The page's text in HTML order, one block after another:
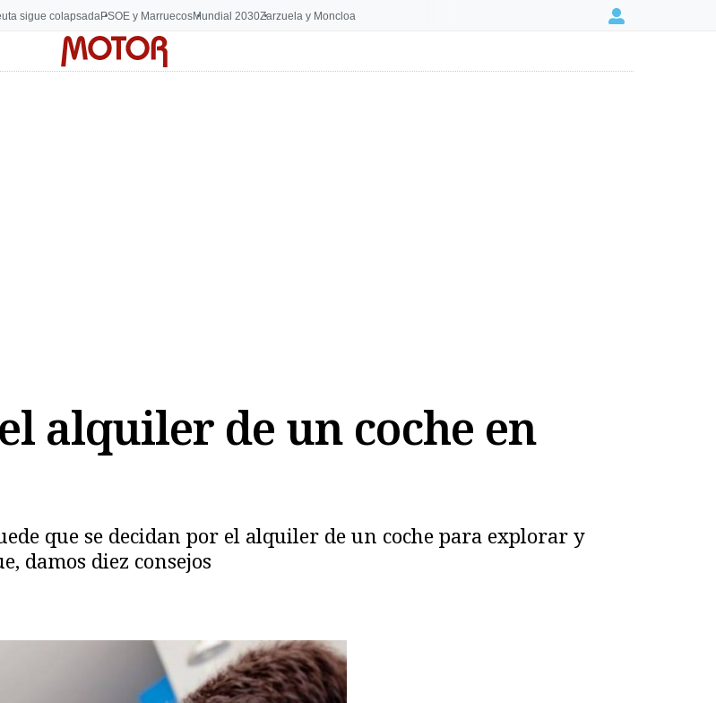
sigue colapsadaPSOE y MarruecosMundial 2030Zarzuela y Moncloa Login
alquiler de un coche en
que se decidan por el alquiler de un coche para explorar y
damos diez consejos